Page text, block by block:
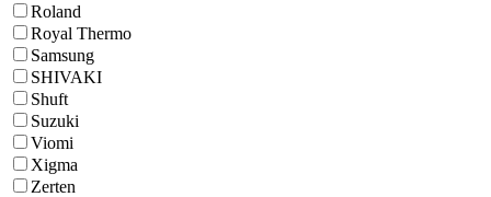
Roland
Royal Thermo
Samsung
SHIVAKI
Shuft
Suzuki
Viomi
Xigma
Zerten